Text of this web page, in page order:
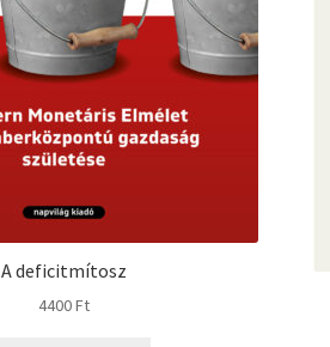
A deficitmítosz
4400Ft